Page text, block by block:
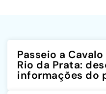
Passeio a
Rio da Prata:
informações do